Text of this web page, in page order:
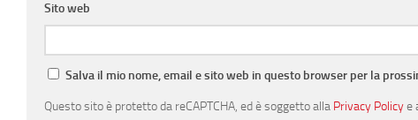
Sito web
Salva il mio nome, email e sito web in questo browser per la
Questo sito è protetto da reCAPTCHA, ed è soggetto alla Privacy Policye